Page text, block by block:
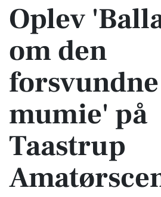
Oplev
om den
forsvundne
mumie' på
Taastrup